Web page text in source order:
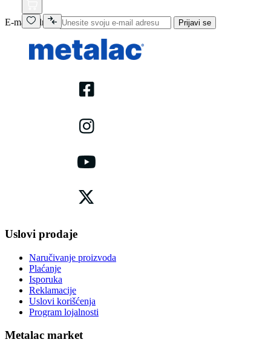
E-mail adresa Prijavi se
Uslovi prodaje
Naručivanje proizvoda
Plaćanje
Isporuka
Reklamacije
Uslovi korišćenja
Program lojalnosti
Metalac market